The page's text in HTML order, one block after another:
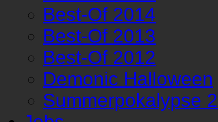
Best-Of 2014
Best-Of 2013
Best-Of 2012
Demonic Halloween
Summerpokalypse